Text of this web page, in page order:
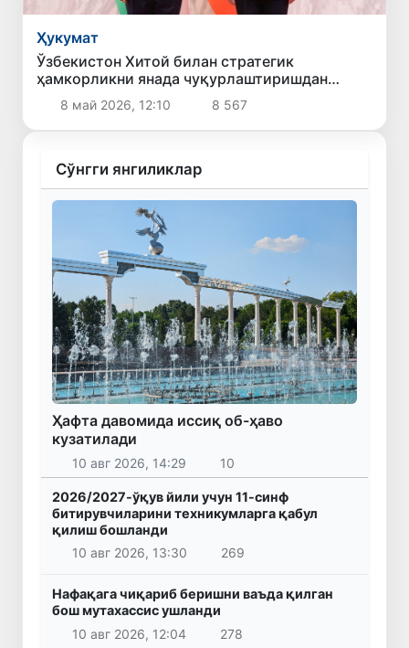
Ҳукумат
Ўзбекистон Хитой билан стратегик
ҳамкорликни янада чуқурлаштиришдан
манфаатдорлигини билдирди
8 май 2026, 12:10 8 567
Сўнгги янгиликлар
Ҳафта давомида иссиқ об-ҳаво
кузатилади
10 авг 2026, 14:29 10
2026/2027-ўқув йили учун 11-синф
битирувчиларини техникумларга қабул
қилиш бошланди
10 авг 2026, 13:30
269
Нафақага чиқариб беришни ваъда қилган
бош мутахассис ушланди
10 авг 2026, 12:04
278